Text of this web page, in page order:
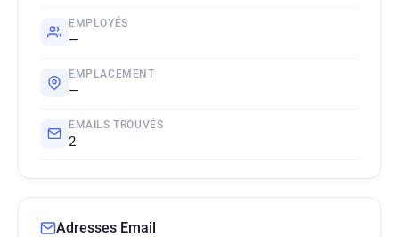
EMPLOYÉS
—
EMPLACEMENT
—
EMAILS TROUVÉS
2
Adresses Email